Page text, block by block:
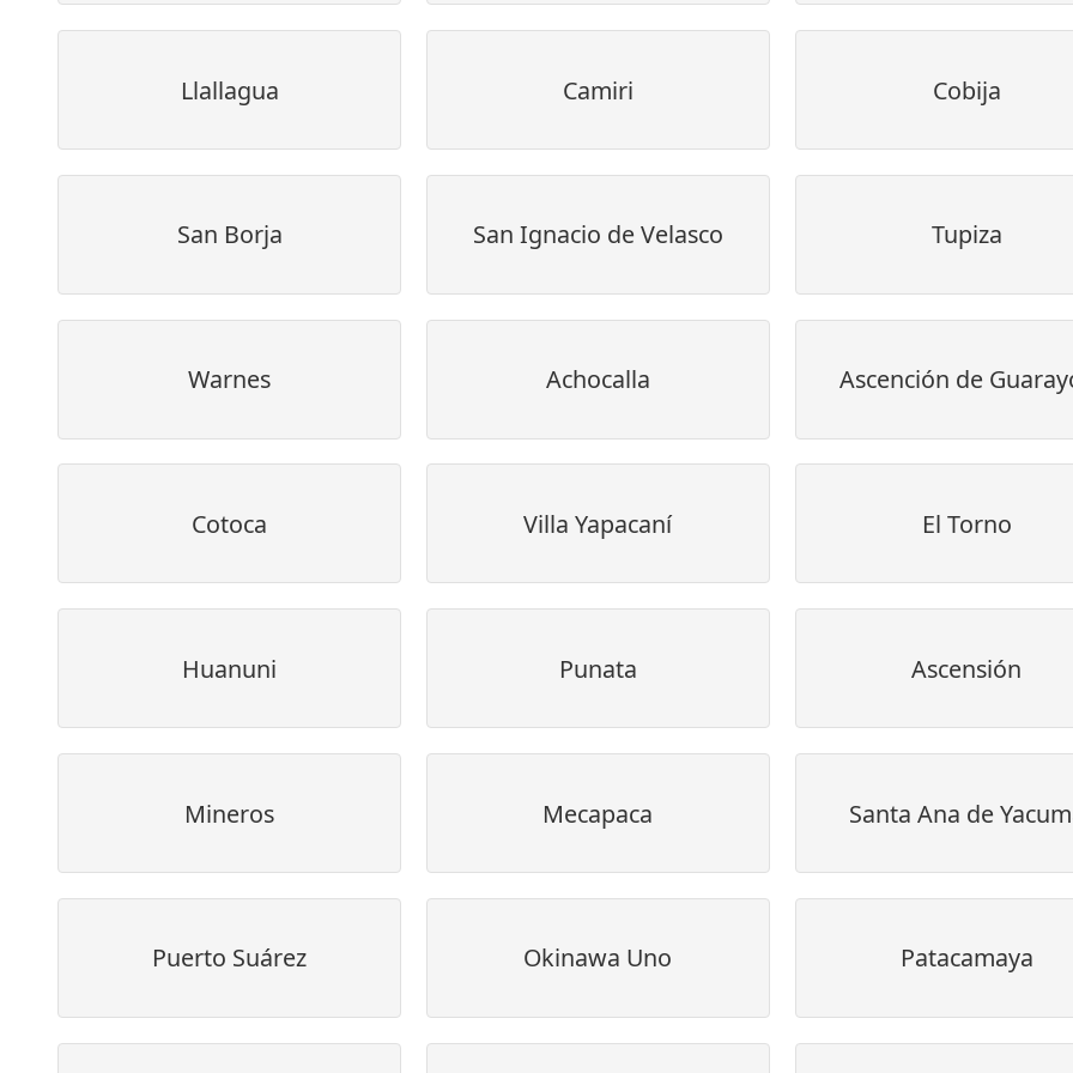
Llallagua Camiri Cobija
San Borja San Ignacio de Velasco Tupiza
Warnes Achocalla Ascención de
Cotoca Villa Yapacaní El Torno
Huanuni Punata Ascensión
Mineros Mecapaca Santa Ana de
Puerto Suárez Okinawa Uno Patacamaya